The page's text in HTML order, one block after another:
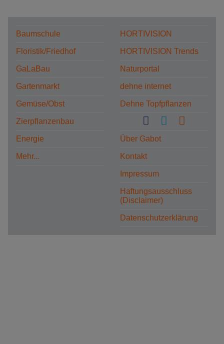
Baumschule
Floristik/Friedhof
GaLaBau
Gartenmarkt
Gemüse/Obst
Zierpflanzenbau
Energie
Mehr...
HORTIVISION
HORTIVISION Trends
Naturportal
dehne internet
Dehne Topfpflanzen
Über Gabot
Kontakt
Impressum
Haftungsausschluss
(Disclaimer)
Datenschutzerklärung